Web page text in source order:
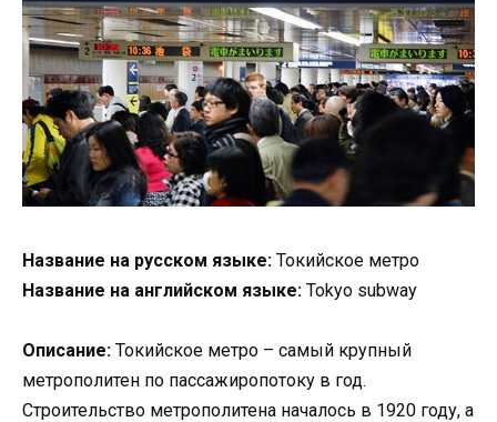
Название на русском языке: Токийское метро
Название на английском языке: Tokyo subway
Описание: Токийское метро – самый крупный
метрополитен по пассажиропотоку в год.
Строительство метрополитена началось в 1920 году, а